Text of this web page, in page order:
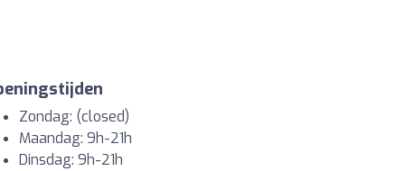
Zondag: (closed)
Maandag: 9h-21h
Dinsdag: 9h-21h